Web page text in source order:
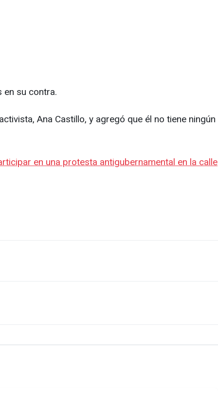
su contra.
Ana Castillo, y agregó que él no tiene ningún
en una protesta antigubernamental en la calle